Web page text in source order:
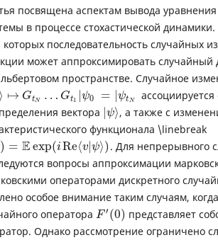
посвящена аспектам вывода
в процессе стохастической
которых последовательность случайных
может аппроксимировать
пространстве. Случайное
⟩ ↦ GtN … Gt1 ψ0 = ψtN
вектора
ψ⟩, а также с
функционала \linebreak
) = Eexp(i Re⟨v |ψ⟩) . Для непрерывного
вопросы аппроксимации
операторами дискретного
особое внимание таким случаям,
оператора F ′ (0) представляет
Однако рассмотрение ограничено